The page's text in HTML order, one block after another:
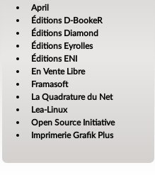
April
Éditions D-BookeR
Éditions Diamond
Éditions Eyrolles
Éditions ENI
En Vente Libre
Framasoft
La Quadrature du Net
Lea-Linux
Open Source Initiative
Imprimerie Grafik Plus